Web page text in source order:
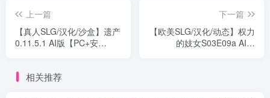
上一篇
【真人SLG/汉化/沙盒】遗产
0.11.5.1 AI版【PC+安
下一篇
【欧美SLG/汉化/动态】权力
的妓女S03E09a AI版
相关推荐